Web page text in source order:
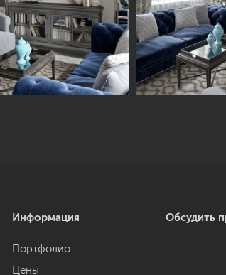
Информация
Портфолио
Цены
Обсудить